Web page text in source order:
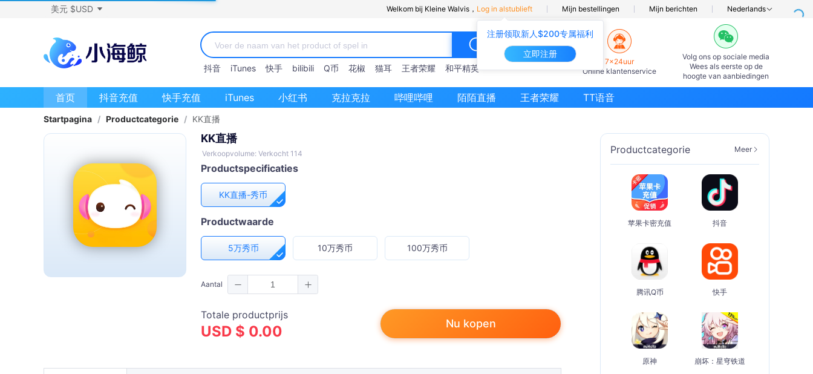
注册领取新人$200专属福利
立即注册
美元 $USD Welkom bij Kleine Walvis， Log in alstublieft Mijn bestellingen Mijn berichten Nederlands
抖音 iTunes 快手 bilibili Q币 花椒 猫耳 王者荣耀 和平精英
7×24uur
Online klantenservice
Volg ons op sociale media
Wees als eerste op de
hoogte van aanbiedingen
首页 抖音充值 快手充值 iTunes 小红书 克拉克拉 哔哩哔哩 陌陌直播 王者荣耀 TT语音
Startpagina / Productcategorie / KK直播
KK直播
Verkoopvolume: Verkocht 114
Productspecificaties
KK直播-秀币
Productwaarde
5万秀币 10万秀币 100万秀币
Aantal
Totale productprijs
USD $ 0.00 Nu kopen
Productcategorie Meer
苹果卡密充值 抖音
腾讯Q币 快手
原神 崩坏：星穹铁道